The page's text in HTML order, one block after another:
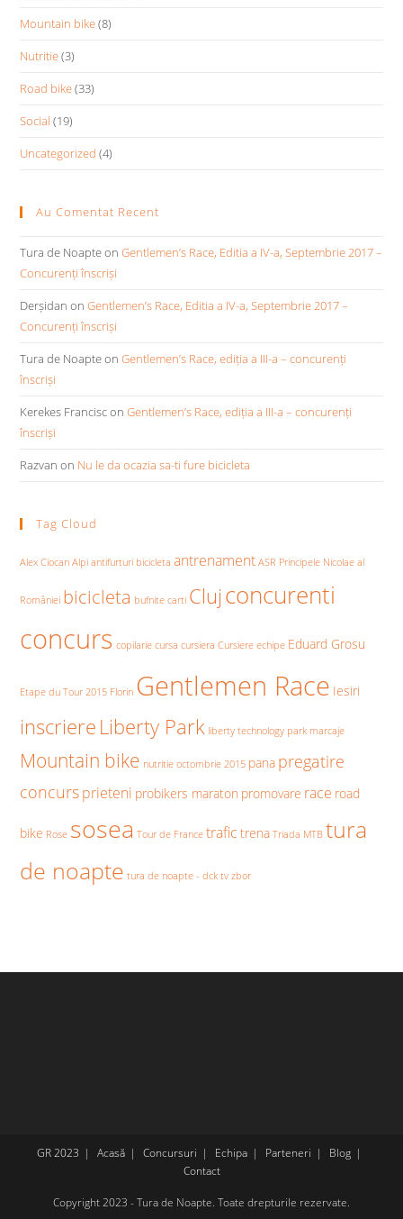
Mountain bike(8)
Nutritie(3)
Road bike(33)
Social (19)
Uncategorized (4)
Au Comentat Recent
Tura de NoapteonGentlemen’s Race, Editia a IV-a, Septembrie 2017 –
Concurenți înscriși
Derșidan onGentlemen’s Race, Editia a IV-a, Septembrie 2017 –
Concurenți înscriși
Tura de NoapteonGentlemen’s Race, ediția a III-a – concurenți
înscriși
Kerekes FrancisconGentlemen’s Race, ediția a III-a – concurenți
înscriși
Razvan on Nu le da ocazia sa-ti fure bicicleta
Tag Cloud
Alex Ciocan Alpi antifurturi bicicleta antrenament ASR Principele Nicolae al
României bicicleta bufnite carti Cluj concurenti
concurs copilarie cursa cursiera Cursiere echipe Eduard Grosu
Etape du Tour 2015 Florin Gentlemen Race Iesiri
inscriere Liberty Park liberty technology park marcaje
Mountain bike nutritie octombrie 2015 pana pregatire
concursprieteni probikers maraton promovare race road
bike Rose sosea Tour de France trafic trena Triada MTB tura
de noapte tura de noapte - dck tv zbor
GR 2023 Acasă Concursuri Echipa Parteneri
Blog
Contact
Copyright 2023 - Tura de Noapte. Toate drepturile rezervate.